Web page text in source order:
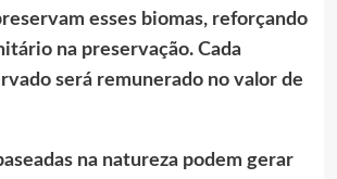
esses biomas, reforçando
na preservação. Cada
será remunerado no valor de
na natureza podem gerar